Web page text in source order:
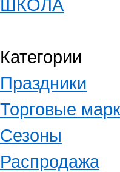
ШКОЛА
Категории
Праздники
Торговые
Сезоны
Распродажа